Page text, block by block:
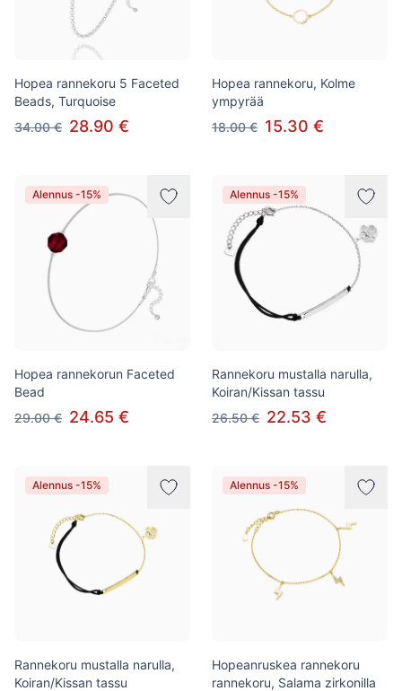
Hopea rannekoru 5 Faceted
Beads, Turquoise
34.00 € 28.90 €
Hopea rannekoru, Kolme
ympyrää
18.00 € 15.30 €
Alennus -15%
Hopea rannekorun Faceted
Bead
29.00 € 24.65 €
Alennus -15%
Rannekoru mustalla narulla,
Koiran/Kissan tassu
26.50 € 22.53 €
Alennus -15%
Rannekoru mustalla narulla,
Koiran/Kissan tassu
Alennus -15%
Hopeanruskea rannekoru
rannekoru, Salama zirkonilla